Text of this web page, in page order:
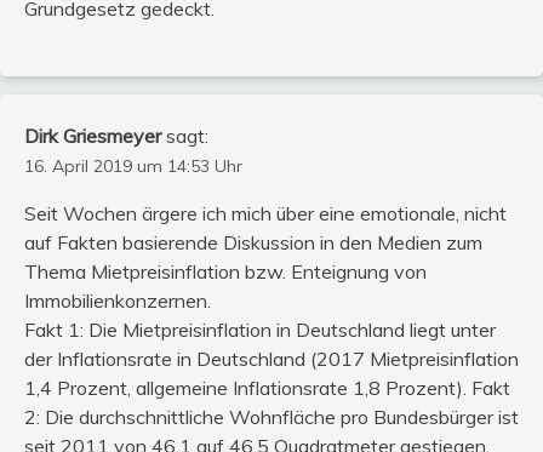
Grundgesetz gedeckt.
Dirk Griesmeyer sagt:
16. April 2019 um 14:53 Uhr
Seit Wochen ärgere ich mich über eine emotionale, nicht
auf Fakten basierende Diskussion in den Medien zum
Thema Mietpreisinflation bzw. Enteignung von
Immobilienkonzernen.
Fakt 1: Die Mietpreisinflation in Deutschland liegt unter
der Inflationsrate in Deutschland (2017 Mietpreisinflation
1,4 Prozent, allgemeine Inflationsrate 1,8 Prozent). Fakt
2: Die durchschnittliche Wohnfläche pro Bundesbürger ist
seit 2011 von 46,1 auf 46,5 Quadratmeter gestiegen.